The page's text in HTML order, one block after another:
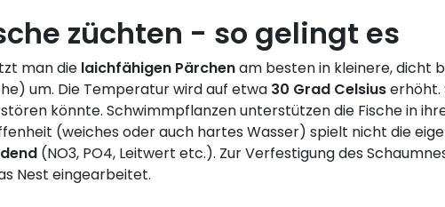
züchten - so gelingt es
man die laichfähigen Pärchenam besten in kleinere, dicht
um. Die Temperatur wird auf etwa 30 Grad Celsiuserhöht.
könnte. Schwimmpflanzen unterstützen die Fische in
(weiches oder auch hartes Wasser) spielt nicht die
(NO3, PO4, Leitwert etc.). Zur Verfestigung des
Nest eingearbeitet.